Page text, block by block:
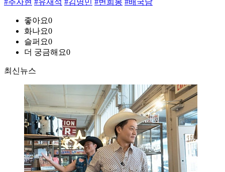
#추자현 #유재석 #김명민 #변희봉 #배국남
좋아요0
화나요0
슬퍼요0
더 궁금해요0
최신뉴스